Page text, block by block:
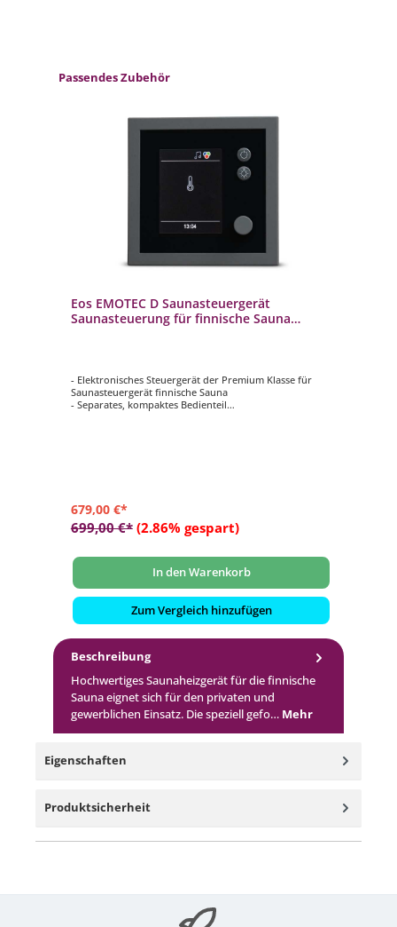
Produktgalerie überspringen
Passendes Zubehör
Eos EMOTEC D Saunasteuergerät
Saunasteuerung für finnische Sauna
- Elektronisches Steuergerät der Premium Klasse für
Saunasteuergerät finnische Sauna
- Separates, kompaktes Bedienteil
679,00 €*
699,00 €* (2.86% gespart)
In den Warenkorb
Zum Vergleich hinzufügen
Beschreibung
Hochwertiges Saunaheizgerät für die finnische
Sauna eignet sich für den privaten und
gewerblichen Einsatz. Die speziell gefo… Mehr
Eigenschaften
Produktsicherheit